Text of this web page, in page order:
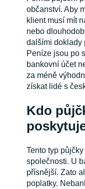
občanství. Aby
klient musí mít
nebo
dalšími doklady
Peníze jsou po
bankovní účet
za méně
získat lidé s
Kdo
Tento typ
společnosti. U
přísnější. Zato
poplatky.